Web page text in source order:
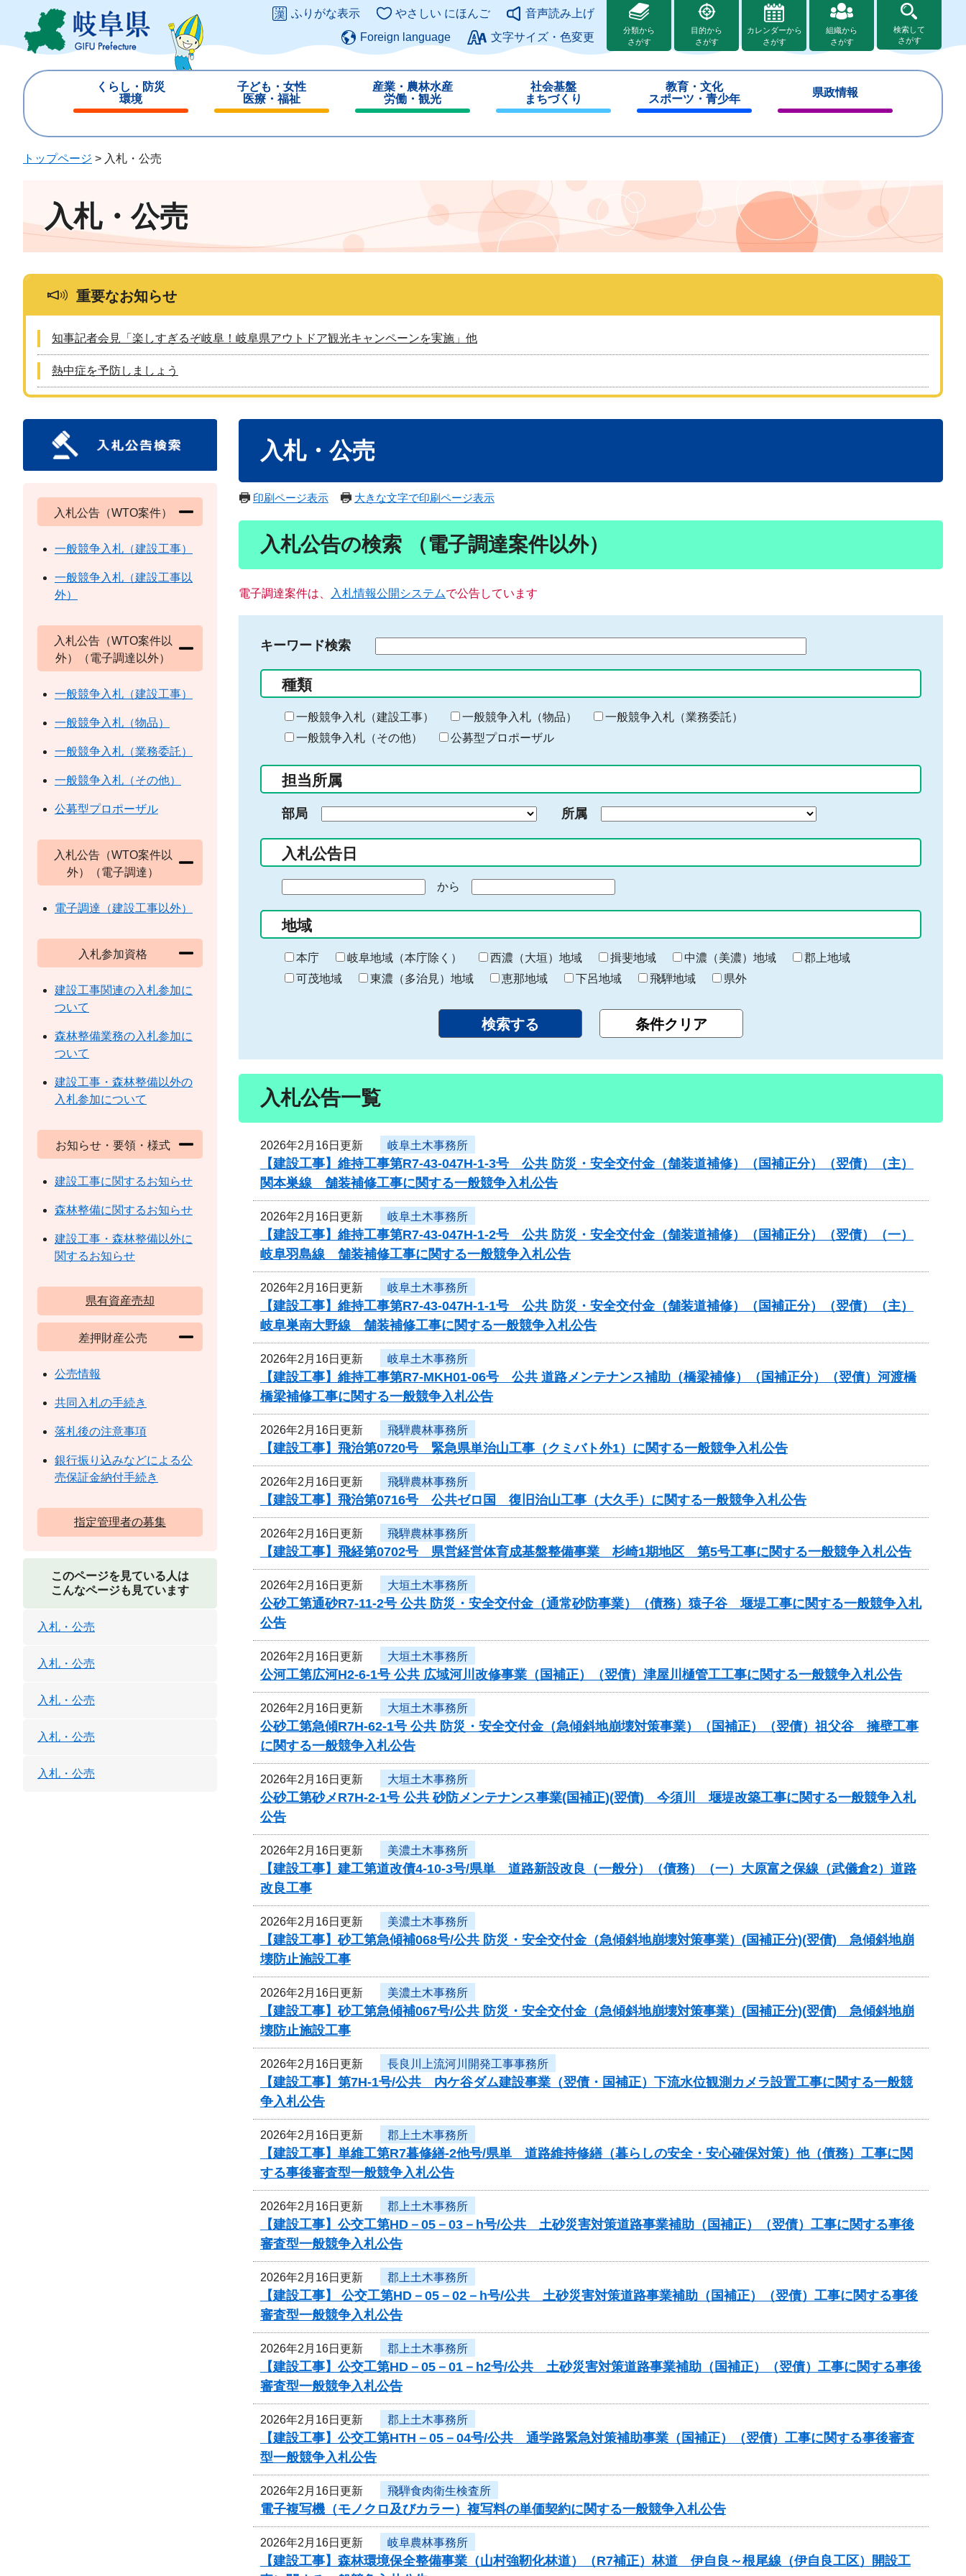
ジ
ュ
このページの本文へ
ふりがな表示 やさしい にほんご
音声読み上げ
Foreign language
文字サイズ・色変更
分類から
さがす
目的から
さがす
カレンダーから
さがす
組織から
さがす
検索して
さがす
くらし・防災
環境
じ
子ども・女性
医療・福祉
じ
産業・農林水産
労働・観光
じ
社会基盤
まちづくり
じ
教育・文化
スポーツ・青少年
じ
県政情報
じ
トップページ > 入札・公売
入札・公売
重要なお知らせ
知事記者会見「楽しすぎるぞ岐阜！岐阜県アウトドア観光キャンペーンを実施」他
熱中症を予防しましょう
入札・公売
印刷ページ表示 大きな文字で印刷ページ表示
入札公告の検索 （電子調達案件以外）
電子調達案件は、 入札情報公開システムで公告しています
キーワード検索
る
キ
ー
ー
入
力
種類
一般競争入札（建設工事） 一般競争入札（物品）
一般競争入札（業務委託）
一般競争入札（その他）
公募型プロポーザル
担当所属
部局 所属
入札公告日
の
始
ま
り
から
終
わ
り
地域
本庁 岐阜地域（本庁除く） 西濃（大垣）地域 揖斐地域 中濃（美濃）地域
郡上地域
可茂地域
東濃（多治見）地域 恵那地域 下呂地域 飛騨地域 県外
入札公告一覧
2026年2月16日更新 岐阜土木事務所
【建設工事】維持工事第R7-43-047H-1-3号 公共 防災・安全交付金（舗装道補修）（国補正分）（翌債）（主）
関本巣線 舗装補修工事に関する一般競争入札公告
2026年2月16日更新 岐阜土木事務所
【建設工事】維持工事第R7-43-047H-1-2号 公共 防災・安全交付金（舗装道補修）（国補正分）（翌債）（一）
岐阜羽島線 舗装補修工事に関する一般競争入札公告
2026年2月16日更新 岐阜土木事務所
【建設工事】維持工事第R7-43-047H-1-1号 公共 防災・安全交付金（舗装道補修）（国補正分）（翌債）（主）
岐阜巣南大野線 舗装補修工事に関する一般競争入札公告
2026年2月16日更新 岐阜土木事務所
【建設工事】維持工事第R7-MKH01-06号 公共 道路メンテナンス補助（橋梁補修）（国補正分）（翌債）河渡橋
橋梁補修工事に関する一般競争入札公告
2026年2月16日更新 飛騨農林事務所
【建設工事】飛治第0720号 緊急県単治山工事（クミバト外1）に関する一般競争入札公告
2026年2月16日更新 飛騨農林事務所
【建設工事】飛治第0716号 公共ゼロ国 復旧治山工事（大久手）に関する一般競争入札公告
2026年2月16日更新 飛騨農林事務所
【建設工事】飛経第0702号 県営経営体育成基盤整備事業 杉崎1期地区 第5号工事に関する一般競争入札公告
2026年2月16日更新 大垣土木事務所
公砂工第通砂R7-11-2号 公共 防災・安全交付金（通常砂防事業）（債務）猿子谷 堰堤工事に関する一般競争入札
公告
2026年2月16日更新 大垣土木事務所
公河工第広河H2-6-1号 公共 広域河川改修事業（国補正）（翌債）津屋川樋管工工事に関する一般競争入札公告
2026年2月16日更新 大垣土木事務所
公砂工第急傾R7H-62-1号 公共 防災・安全交付金（急傾斜地崩壊対策事業）（国補正）（翌債）祖父谷 擁壁工事
に関する一般競争入札公告
2026年2月16日更新 大垣土木事務所
公砂工第砂メR7H-2-1号 公共 砂防メンテナンス事業(国補正)(翌債) 今須川 堰堤改築工事に関する一般競争入札
公告
2026年2月16日更新 美濃土木事務所
【建設工事】建工第道改債4-10-3号/県単 道路新設改良（一般分）（債務）（一）大原富之保線（武儀倉2）道路
改良工事
2026年2月16日更新 美濃土木事務所
【建設工事】砂工第急傾補068号/公共 防災・安全交付金（急傾斜地崩壊対策事業）(国補正分)(翌債) 急傾斜地崩
壊防止施設工事
2026年2月16日更新 美濃土木事務所
【建設工事】砂工第急傾補067号/公共 防災・安全交付金（急傾斜地崩壊対策事業）(国補正分)(翌債) 急傾斜地崩
壊防止施設工事
2026年2月16日更新 長良川上流河川開発工事事務所
【建設工事】第7H-1号/公共 内ケ谷ダム建設事業（翌債・国補正）下流水位観測カメラ設置工事に関する一般競
争入札公告
2026年2月16日更新 郡上土木事務所
【建設工事】単維工第R7暮修繕-2他号/県単 道路維持修繕（暮らしの安全・安心確保対策）他（債務）工事に関
する事後審査型一般競争入札公告
2026年2月16日更新 郡上土木事務所
【建設工事】公交工第HD－05－03－h号/公共 土砂災害対策道路事業補助（国補正）（翌債）工事に関する事後
審査型一般競争入札公告
2026年2月16日更新 郡上土木事務所
【建設工事】 公交工第HD－05－02－h号/公共 土砂災害対策道路事業補助（国補正）（翌債）工事に関する事後
審査型一般競争入札公告
2026年2月16日更新 郡上土木事務所
【建設工事】公交工第HD－05－01－h2号/公共 土砂災害対策道路事業補助（国補正）（翌債）工事に関する事後
審査型一般競争入札公告
2026年2月16日更新 郡上土木事務所
【建設工事】公交工第HTH－05－04号/公共 通学路緊急対策補助事業（国補正）（翌債）工事に関する事後審査
型一般競争入札公告
2026年2月16日更新 飛騨食肉衛生検査所
電子複写機（モノクロ及びカラー）複写料の単価契約に関する一般競争入札公告
2026年2月16日更新 岐阜農林事務所
【建設工事】森林環境保全整備事業（山村強靭化林道）（R7補正）林道 伊自良～根尾線（伊自良工区）開設工
入札公告（WTO案件）
一般競争入札（建設工事）
一般競争入札（建設工事以
外）
入札公告（WTO案件以
外）（電子調達以外）
一般競争入札（建設工事）
一般競争入札（物品）
一般競争入札（業務委託）
一般競争入札（その他）
公募型プロポーザル
入札公告（WTO案件以
外）（電子調達）
電子調達（建設工事以外）
入札参加資格
建設工事関連の入札参加に
ついて
森林整備業務の入札参加に
ついて
建設工事・森林整備以外の
入札参加について
お知らせ・要領・様式
建設工事に関するお知らせ
森林整備に関するお知らせ
建設工事・森林整備以外に
関するお知らせ
県有資産売却
差押財産公売
公売情報
共同入札の手続き
落札後の注意事項
銀行振り込みなどによる公
売保証金納付手続き
指定管理者の募集
このページを見ている人は
こんなページも見ています
入札・公売
入札・公売
入札・公売
入札・公売
入札・公売